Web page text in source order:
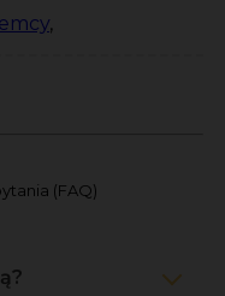
,
(FAQ)